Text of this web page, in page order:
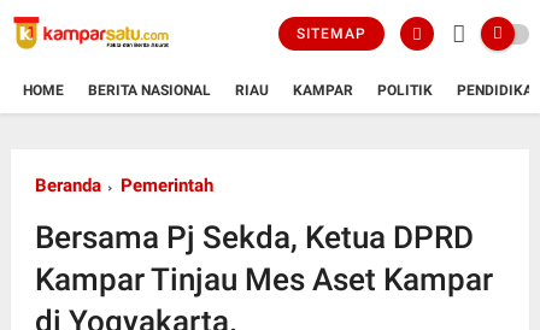
SITEMAP
HOME BERITA NASIONAL RIAU KAMPAR POLITIK
Beranda Pemerintah
Bersama Pj Sekda, Ketua DPRD
Kampar Tinjau Mes Aset Kampar
di Yogyakarta.